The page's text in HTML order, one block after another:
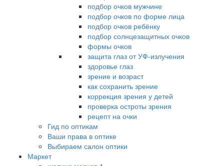
подбор очков мужчине
подбор очков по форме лица
подбор очков ребёнку
подбор солнцезащитных очков
формы очков
защита глаз от УФ-излучения
здоровье глаз
зрение и возраст
как сохранить зрение
коррекция зрения у детей
проверка остроты зрения
рецепт на очки
Гид по оптикам
Ваши права в оптике
Выбираем салон оптики
Маркет